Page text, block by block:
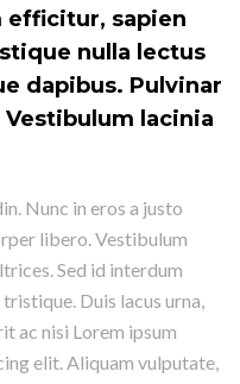
efficitur, sapien
nulla lectus
dapibus. Pulvinar
lacinia
Nunc in eros a justo
libero. Vestibulum
Sed id interdum
Duis lacus urna,
ac nisi Lorem ipsum
elit. Aliquam vulputate,